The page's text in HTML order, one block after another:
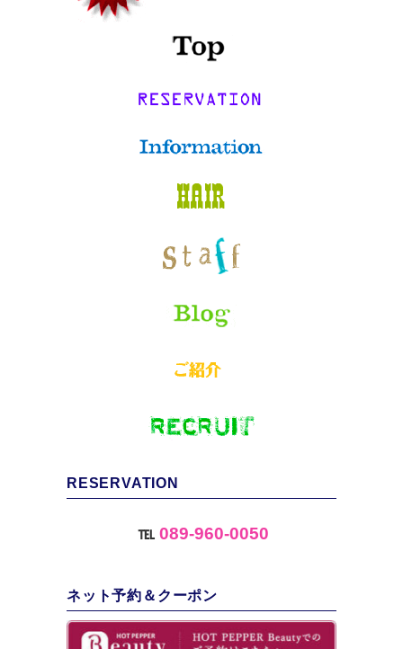
RESERVATION
℡ 089-960-0050
ネット予約＆クーポン